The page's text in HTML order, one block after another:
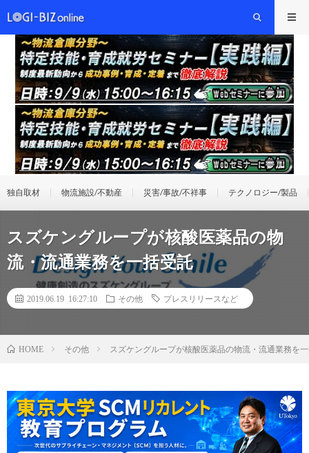
独自取材 物流施設/不動産 災害/事故/不祥事 テクノロジー/製品
スズケングループが核酸医薬品の物
流・流通業務を一括受託
2019.06.19 16:27:10 その他 プレスリリースなど
HOME その他 スズケングループが核酸医薬品の物流・流通業務を